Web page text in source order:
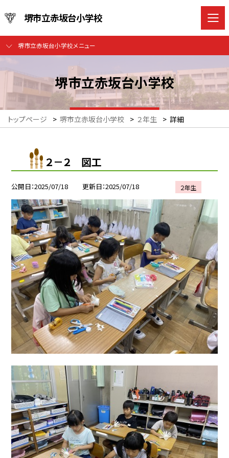
堺市立赤坂台小学校
堺市立赤坂台小学校メニュー
堺市立赤坂台小学校
トップページ > 堺市立赤坂台小学校 > ２年生 > 詳細
２－２ 図工
公開日 2025/07/18 更新日 2025/07/18 ２年生